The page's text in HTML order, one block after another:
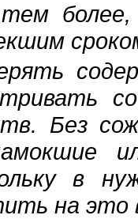
более,
Без
в
на это